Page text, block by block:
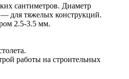
сантиметров. Диаметр
— для тяжелых конструкций.
2.5-3.5 мм.
работы на строительных